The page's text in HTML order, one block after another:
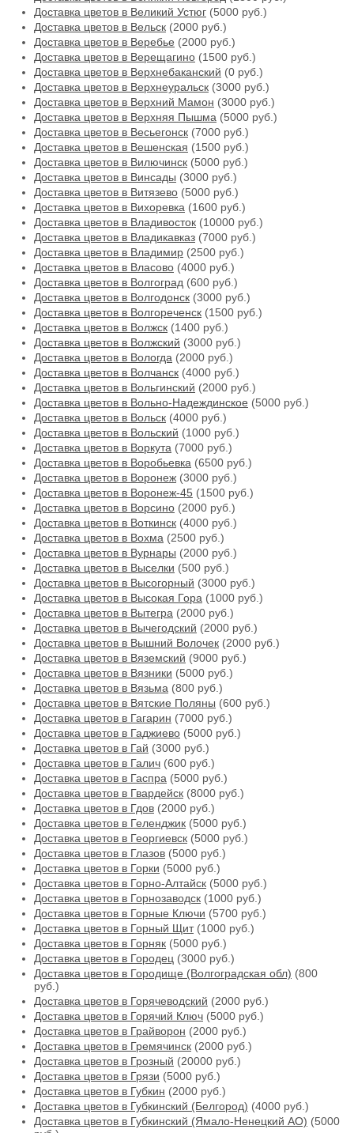
Доставка цветов в Великий Устюг (5000 руб.)
Доставка цветов в Вельск (2000 руб.)
Доставка цветов в Веребье (2000 руб.)
Доставка цветов в Верещагино (1500 руб.)
Доставка цветов в Верхнебаканский (0 руб.)
Доставка цветов в Верхнеуральск (3000 руб.)
Доставка цветов в Верхний Мамон (3000 руб.)
Доставка цветов в Верхняя Пышма (5000 руб.)
Доставка цветов в Весьегонск (7000 руб.)
Доставка цветов в Вешенская (1500 руб.)
Доставка цветов в Вилючинск (5000 руб.)
Доставка цветов в Винсады (3000 руб.)
Доставка цветов в Витязево (5000 руб.)
Доставка цветов в Вихоревка (1600 руб.)
Доставка цветов в Владивосток (10000 руб.)
Доставка цветов в Владикавказ (7000 руб.)
Доставка цветов в Владимир (2500 руб.)
Доставка цветов в Власово (4000 руб.)
Доставка цветов в Волгоград (600 руб.)
Доставка цветов в Волгодонск (3000 руб.)
Доставка цветов в Волгореченск (1500 руб.)
Доставка цветов в Волжск (1400 руб.)
Доставка цветов в Волжский (3000 руб.)
Доставка цветов в Вологда (2000 руб.)
Доставка цветов в Волчанск (4000 руб.)
Доставка цветов в Вольгинский (2000 руб.)
Доставка цветов в Вольно-Надеждинское (5000 руб.)
Доставка цветов в Вольск (4000 руб.)
Доставка цветов в Вольский (1000 руб.)
Доставка цветов в Воркута (7000 руб.)
Доставка цветов в Воробьевка (6500 руб.)
Доставка цветов в Воронеж (3000 руб.)
Доставка цветов в Воронеж-45 (1500 руб.)
Доставка цветов в Ворсино (2000 руб.)
Доставка цветов в Воткинск (4000 руб.)
Доставка цветов в Вохма (2500 руб.)
Доставка цветов в Вурнары (2000 руб.)
Доставка цветов в Выселки (500 руб.)
Доставка цветов в Высогорный (3000 руб.)
Доставка цветов в Высокая Гора (1000 руб.)
Доставка цветов в Вытегра (2000 руб.)
Доставка цветов в Вычегодский (2000 руб.)
Доставка цветов в Вышний Волочек (2000 руб.)
Доставка цветов в Вяземский (9000 руб.)
Доставка цветов в Вязники (5000 руб.)
Доставка цветов в Вязьма (800 руб.)
Доставка цветов в Вятские Поляны (600 руб.)
Доставка цветов в Гагарин (7000 руб.)
Доставка цветов в Гаджиево (5000 руб.)
Доставка цветов в Гай (3000 руб.)
Доставка цветов в Галич (600 руб.)
Доставка цветов в Гаспра (5000 руб.)
Доставка цветов в Гвардейск (8000 руб.)
Доставка цветов в Гдов (2000 руб.)
Доставка цветов в Геленджик (5000 руб.)
Доставка цветов в Георгиевск (5000 руб.)
Доставка цветов в Глазов (5000 руб.)
Доставка цветов в Горки (5000 руб.)
Доставка цветов в Горно-Алтайск (5000 руб.)
Доставка цветов в Горнозаводск (1000 руб.)
Доставка цветов в Горные Ключи (5700 руб.)
Доставка цветов в Горный Щит(1000 руб.)
Доставка цветов в Горняк (5000 руб.)
Доставка цветов в Городец (3000 руб.)
Доставка цветов в Городище (Волгоградская обл) (800
руб.)
Доставка цветов в Горячеводский (2000 руб.)
Доставка цветов в Горячий Ключ (5000 руб.)
Доставка цветов в Грайворон (2000 руб.)
Доставка цветов в Гремячинск (2000 руб.)
Доставка цветов в Грозный (20000 руб.)
Доставка цветов в Грязи (5000 руб.)
Доставка цветов в Губкин (2000 руб.)
Доставка цветов в Губкинский (Белгород) (4000 руб.)
Доставка цветов в Губкинский (Ямало-Ненецкий АО) (5000